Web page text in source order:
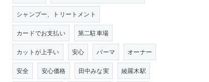
シャンプー、トリートメント
カードでお支払い 第二駐車場
カットが上手い 安心 パーマ オーナー
安全 安心価格 田中みな実 綾羅木駅